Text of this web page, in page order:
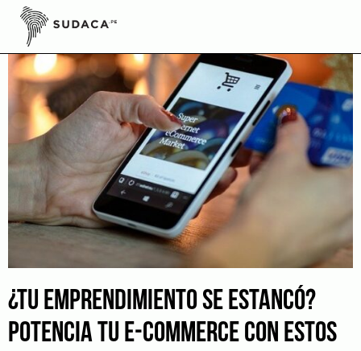
Skip
content
¿TU EMPRENDIMIENTO SE ESTANCÓ?
POTENCIA TU E-COMMERCE CON ESTOS